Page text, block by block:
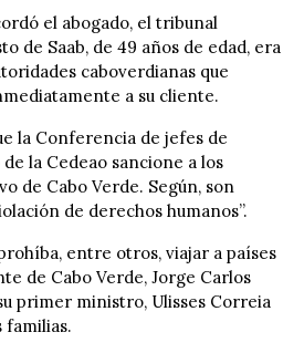
el abogado, el tribunal
de Saab, de 49 años de edad, era
caboverdianas que
a su cliente.
la Conferencia de jefes de
la Cedeao sancione a los
de Cabo Verde. Según, son
de derechos humanos”.
entre otros, viajar a países
de Cabo Verde, Jorge Carlos
primer ministro, Ulisses Correia
familias.